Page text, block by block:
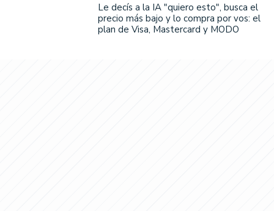
Le decís a la IA "quiero esto", busca el
precio más bajo y lo compra por vos: el
plan de Visa, Mastercard y MODO